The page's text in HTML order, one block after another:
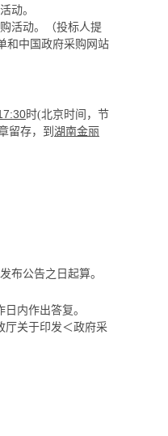
动。
活动。（投标人提
和中国政府采购网站
30时(北京时间，节
留存，到 湖南金丽
布公告之日起算。
日内作出答复。
厅关于印发＜政府采